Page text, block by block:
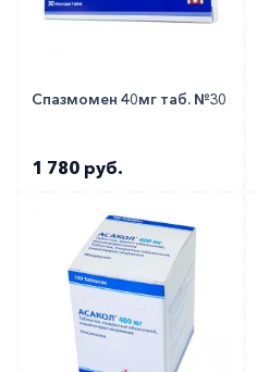
Спазмомен 40мг таб. №30
1 780 руб.